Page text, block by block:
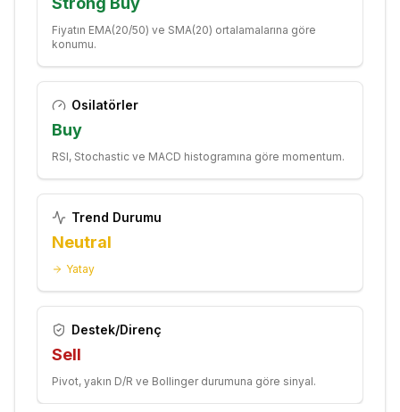
Fiyatın EMA(20/50) ve SMA(20) ortalamalarına göre
konumu.
Osilatörler
Buy
RSI, Stochastic ve MACD histogramına göre momentum.
Trend Durumu
Neutral
Yatay
Destek/Direnç
Sell
Pivot, yakın D/R ve Bollinger durumuna göre sinyal.